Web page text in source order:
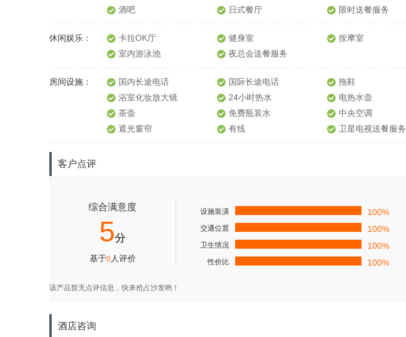
酒吧
日式餐厅 限时送餐服务
休闲娱乐： 卡拉OK厅 健身室 按摩室
室内游泳池
夜总会送餐服务
房间设施： 国内长途电话 国际长途电话 拖鞋
浴室化妆放大镜
24小时热水 电热水壶
茶壶
免费瓶装水 中央空调
遮光窗帘
有线 卫星电视送餐服务
客户点评
酒店咨询